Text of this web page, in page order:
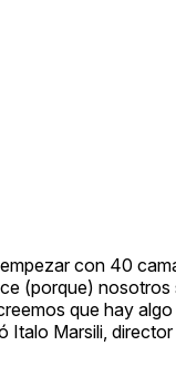
con 40
(porque) nosotros
que hay
Italo Marsili,